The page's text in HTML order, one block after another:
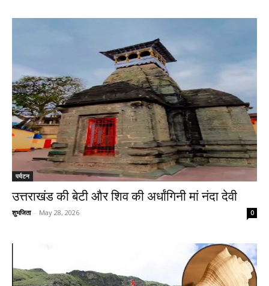
पर्यटन
उत्तराखंड की बेटी और शिव की अर्धांगिनी मां नंदा देवी
शुभजिता - May 28, 2026 0